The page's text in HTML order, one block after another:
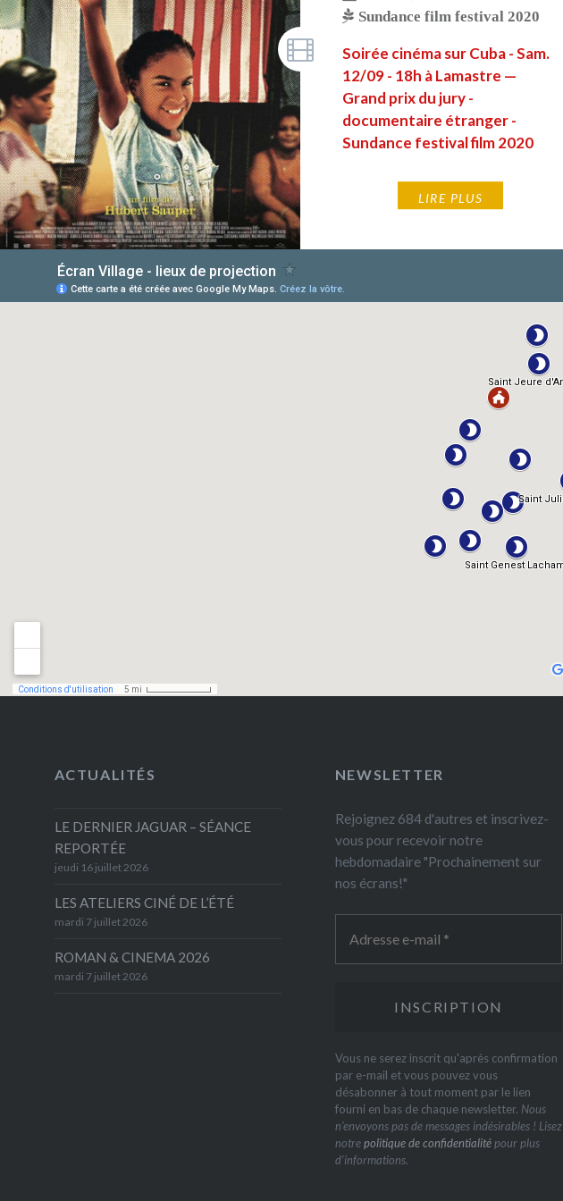
Sundance film festival 2020
Soirée cinéma sur Cuba - Sam.
12/09 - 18h à Lamastre —
Grand prix du jury -
documentaire étranger -
Sundance festival film 2020
LIRE PLUS
ACTUALITÉS
LE DERNIER JAGUAR – SÉANCE
REPORTÉE
jeudi 16 juillet 2026
LES ATELIERS CINÉ DE L’ÉTÉ
mardi 7 juillet 2026
ROMAN & CINEMA 2026
mardi 7 juillet 2026
NEWSLETTER
Rejoignez 684 d'autres et inscrivez-
vous pour recevoir notre
hebdomadaire "Prochainement sur
nos écrans!"
Vous ne serez inscrit qu'après confirmation
par e-mail et vous pouvez vous
désabonner à tout moment par le lien
fourni en bas de chaque newsletter. Nous
n’envoyons pas de messages indésirables ! Lisez
notrepolitique de confidentialitépour plus
d’informations.